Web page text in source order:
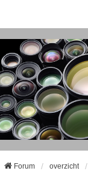
Forum overzicht